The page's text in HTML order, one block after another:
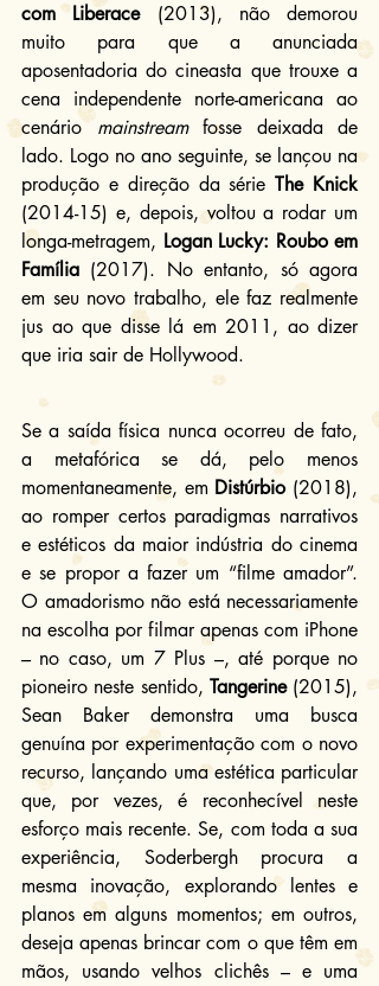
com Liberace (2013), não demorou
muito para que a anunciada
aposentadoria do cineasta que trouxe a
cena independente norte-americana ao
cenário mainstream fosse deixada de
lado. Logo no ano seguinte, se lançou na
produção e direção da série The Knick
(2014-15) e, depois, voltou a rodar um
longa-metragem, Logan Lucky: Roubo em
Família (2017). No entanto, só agora
em seu novo trabalho, ele faz realmente
jus ao que disse lá em 2011, ao dizer
que iria sair de Hollywood.
Se a saída física nunca ocorreu de fato,
a metafórica se dá, pelo menos
momentaneamente, em Distúrbio (2018),
ao romper certos paradigmas narrativos
e estéticos da maior indústria do cinema
e se propor a fazer um “filme amador”.
O amadorismo não está necessariamente
na escolha por filmar apenas com iPhone
– no caso, um 7 Plus –, até porque no
pioneiro neste sentido, Tangerine (2015),
Sean Baker demonstra uma busca
genuína por experimentação com o novo
recurso, lançando uma estética particular
que, por vezes, é reconhecível neste
esforço mais recente. Se, com toda a sua
experiência, Soderbergh procura a
mesma inovação, explorando lentes e
planos em alguns momentos; em outros,
deseja apenas brincar com o que têm em
mãos, usando velhos clichês – e uma